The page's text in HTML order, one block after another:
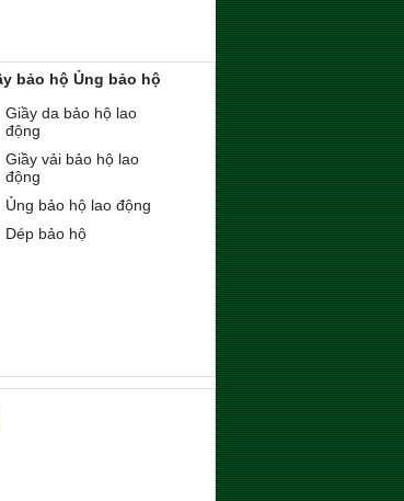
bảo hộ Ủng bảo hộ
Giầy da bảo hộ lao
động
Giầy vải bảo hộ lao
động
Ủng bảo hộ lao động
Dép bảo hộ